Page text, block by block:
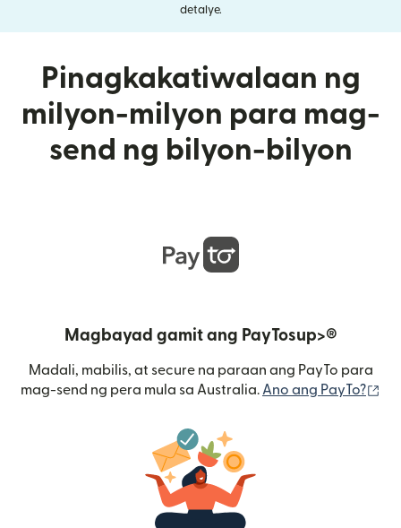
detalye.
Pinagkakatiwalaan ng
milyon-milyon para mag-
send ng bilyon-bilyon
Magbayad gamit ang PayTosup>®
Madali, mabilis, at secure na paraan ang PayTo para
mag-send ng pera mula sa Australia. Ano ang PayTo?